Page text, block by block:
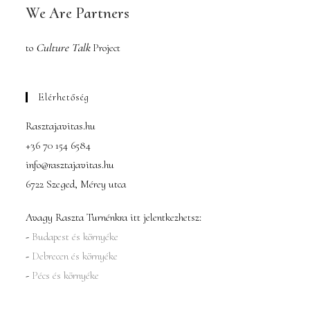
We Are Partners
to Culture TalkProject
Elérhetőség
Rasztajavitas.hu
+36 70 154 6584
info@rasztajavitas.hu
6722 Szeged, Mérey utca
Avagy Raszta Turnénkra itt jelentkezhetsz:
- Budapest és környéke
- Debrecen és környéke
- Pécs és környéke